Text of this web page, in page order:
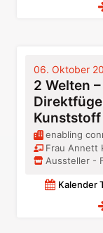
06. Oktober
2 Welten
Kunststoff
enabling
Frau Annett
Aussteller -
Kalender